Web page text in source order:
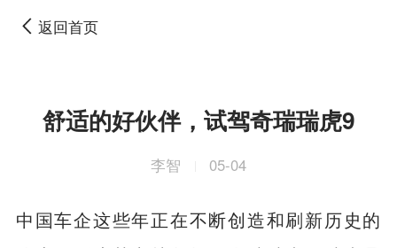
返回首页
舒适的好伙伴，试驾奇瑞瑞虎9
李智 05-04
中国车企这些年正在不断创造和刷新历史的